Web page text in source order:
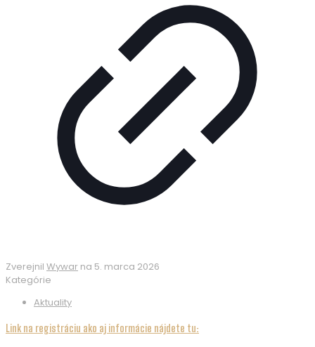
Zverejnil Wywar na 5. marca 2026
Kategórie
Aktuality
Link na registráciu ako aj informácie nájdete tu: